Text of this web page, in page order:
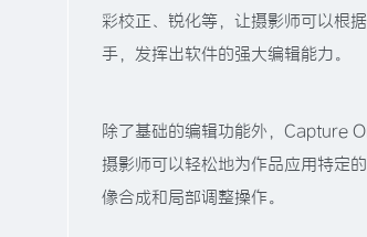
彩校正、锐化等，让摄影师可以根
手，发挥出软件的强大编辑能力。
除了基础的编辑功能外，Capture
摄影师可以轻松地为作品应用特定
像合成和局部调整操作。